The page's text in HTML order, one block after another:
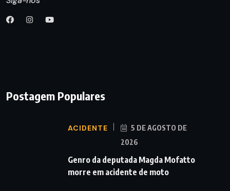
Postagem Populares
ACIDENTE
5 DE AGOSTO DE
2026
Genro da deputada Magda Mofatto
morre em acidente de moto